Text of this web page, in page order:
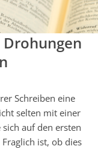
Drohungen
Schreiben eine
selten mit einer
auf den ersten
ist, ob dies